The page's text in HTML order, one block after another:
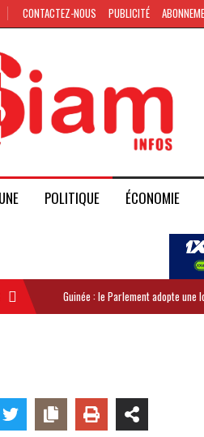
CONTACTEZ-NOUS PUBLICITÉ
POLITIQUE ÉCONOMIE
Guinée : le Parlement adopte